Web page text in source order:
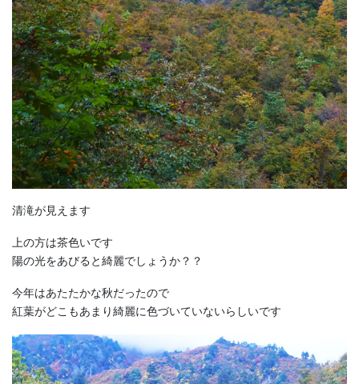
清滝が見えます
上の方は茶色いです
陽の光をあびると綺麗でしょうか？？
今年はあたたかな秋だったので
紅葉がどこもあまり綺麗に色づいていないらしいです